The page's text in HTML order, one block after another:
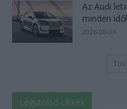
Az Audi
minden
2026-08-04
Legutolsó cikkek